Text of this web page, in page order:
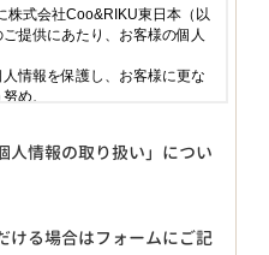
人情報の取り扱い」につい
ける場合はフォームにご記